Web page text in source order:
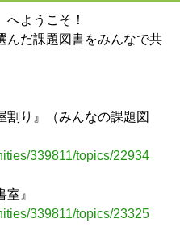
ようこそ！
んだ課題図書をみんなで共
割り』（みんなの課題図
339811/topics/22934
』
339811/topics/23325